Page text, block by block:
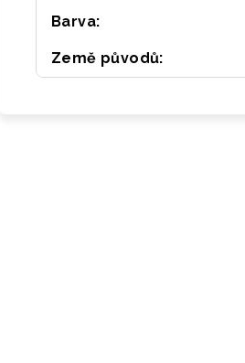
Barva:
Země původů: